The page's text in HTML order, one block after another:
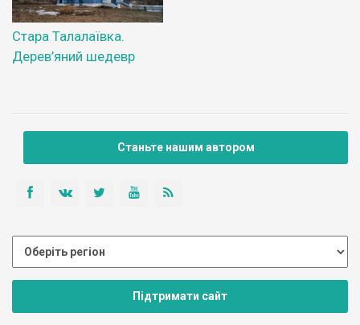
Стара Талалаївка.
Дерев’яний шедевр
Станьте нашим автором
Підтримати сайт